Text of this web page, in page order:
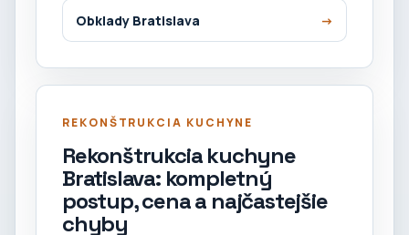
Obklady Bratislava
REKONŠTRUKCIA KUCHYNE
Rekonštrukcia kuchyne
Bratislava: kompletný
postup, cena a najčastejšie
chyby